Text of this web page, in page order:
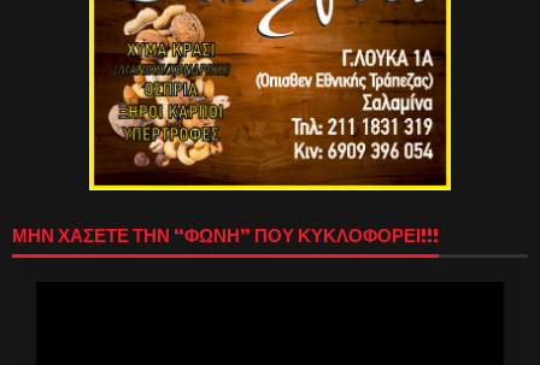
ΜΗΝ ΧΑΣΕΤΕ ΤΗΝ “ΦΩΝΗ” ΠΟΥ ΚΥΚΛΟΦΟΡΕΙ!!!